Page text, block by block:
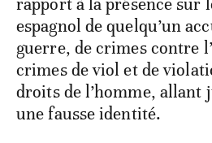
espagnol de quelqu’un
guerre, de crimes contre
crimes de viol et de
droits de l’homme, allant
une fausse identité.